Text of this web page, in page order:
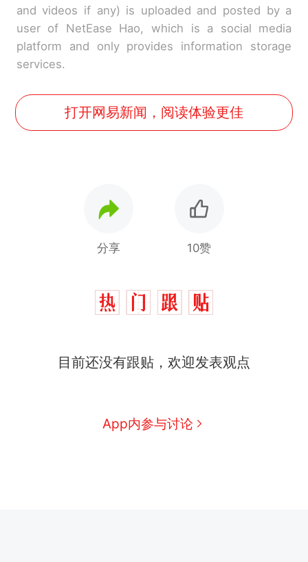
and videos if any) is uploaded and posted by a
user of NetEase Hao, which is a social media
platform and only provides information storage
services.
打开网易新闻，阅读体验更佳
分享 10赞
目前还没有跟贴，欢迎发表观点
App内参与讨论